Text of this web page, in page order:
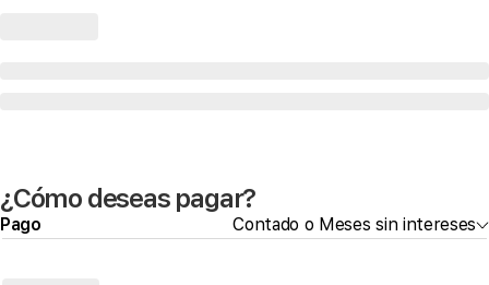
¿Cómo deseas pagar?
Pago Contado o Meses sin intereses